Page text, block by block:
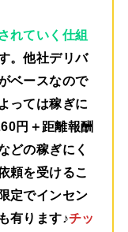
れていく仕組
。他社デリバ
ベースなので
っては稼ぎに
円＋距離報酬
どの稼ぎにく
頼を受けるこ
定でインセン
有ります♪チッ